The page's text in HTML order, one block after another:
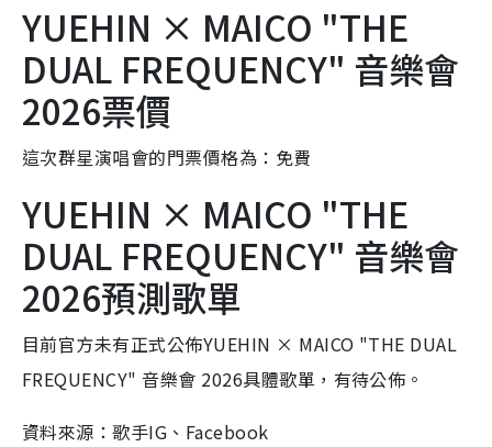
YUEHIN × MAICO "THE
DUAL FREQUENCY" 音樂會
2026票價
這次群星演唱會的門票價格為：免費
YUEHIN × MAICO "THE
DUAL FREQUENCY" 音樂會
2026預測歌單
目前官方未有正式公佈YUEHIN × MAICO "THE DUAL
FREQUENCY" 音樂會 2026具體歌單，有待公佈。
資料來源：歌手IG、Facebook